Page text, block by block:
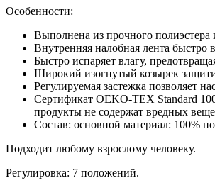
Особенности:
Выполнена из прочного
Внутренняя налобная лента быстро
Быстро испаряет влагу,
Широкий изогнутый козырек
Регулируемая застежка позволяет
Сертификат OEKO-TEX Standard 100
продукты не содержат вредных
Состав: основной материал: 100%
Подходит любому взрослому человеку.
Регулировка: 7 положений.